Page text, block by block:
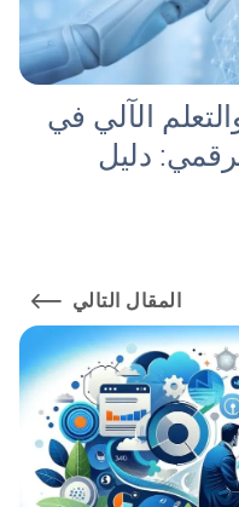
الآلي في
دليل
المقال التالي